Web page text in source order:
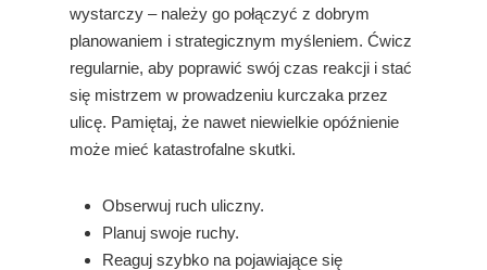
wystarczy – należy go połączyć z dobrym
planowaniem i strategicznym myśleniem. Ćwicz
regularnie, aby poprawić swój czas reakcji i stać
się mistrzem w prowadzeniu kurczaka przez
ulicę. Pamiętaj, że nawet niewielkie opóźnienie
może mieć katastrofalne skutki.
Obserwuj ruch uliczny.
Planuj swoje ruchy.
Reaguj szybko na pojawiające się